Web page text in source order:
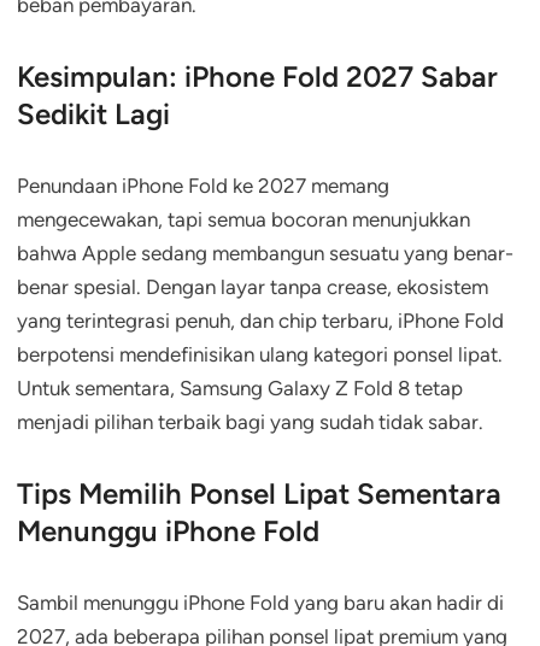
Kesimpulan: iPhone Fold 2027 Sabar
Sedikit Lagi
Penundaan iPhone Fold ke 2027 memang
mengecewakan, tapi semua bocoran menunjukkan
bahwa Apple sedang membangun sesuatu yang benar-
benar spesial. Dengan layar tanpa crease, ekosistem
yang terintegrasi penuh, dan chip terbaru, iPhone Fold
berpotensi mendefinisikan ulang kategori ponsel lipat.
Untuk sementara, Samsung Galaxy Z Fold 8 tetap
menjadi pilihan terbaik bagi yang sudah tidak sabar.
Tips Memilih Ponsel Lipat Sementara
Menunggu iPhone Fold
Sambil menunggu iPhone Fold yang baru akan hadir di
2027, ada beberapa pilihan ponsel lipat premium yang